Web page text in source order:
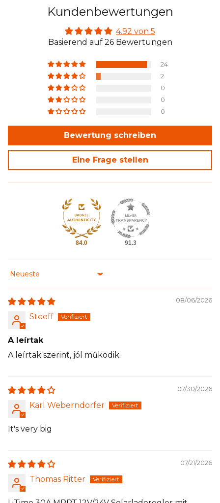
Lithium-Batterie entnehmen Sie bitte dem
Kundenbewertungen
4.92 von 5
Basierend auf 26 Bewertungen
24
2
0
0
0
Bewertung schreiben
Eine Frage stellen
84.0 91.3
Sort by
08/06/2026
Steeff
A leírtak
A leírtak szerint, jól működik.
07/30/2026
Karl Weberndorfer
It's very big
07/21/2026
Thomas Ritter